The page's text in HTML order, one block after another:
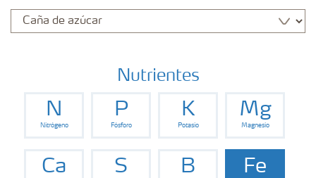
Productos
Portafolio de Agricultura Digital
Almacenaje y manejo de fertilizantes
Cultivos
Nutrientes
N
Nitrógeno
P
Fósforo
K
Potasio
Mg
Magnesio
Ca S B Fe